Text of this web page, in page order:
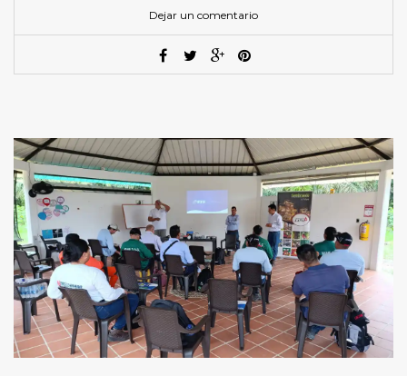
Dejar un comentario